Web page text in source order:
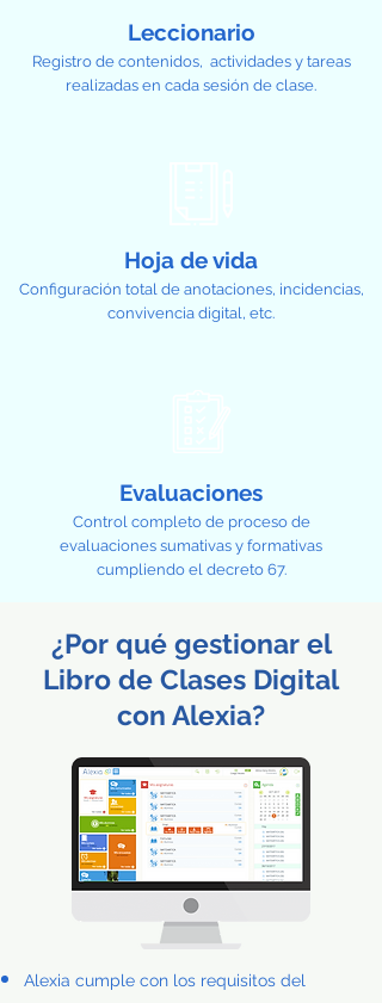
Leccionario
Registro de contenidos, actividades y tareas
realizadas en cada sesión de clase.
Hoja de vida
Configuración total de anotaciones, incidencias,
convivencia digital, etc.
Evaluaciones
Control completo de proceso de
evaluaciones sumativas y formativas
cumpliendo el decreto 67.
¿Por qué gestionar el
Libro de Clases Digital
con Alexia?
Alexia cumple con los requisitos del